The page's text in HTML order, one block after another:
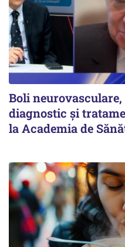
Boli
diagnostic și
la Academia de